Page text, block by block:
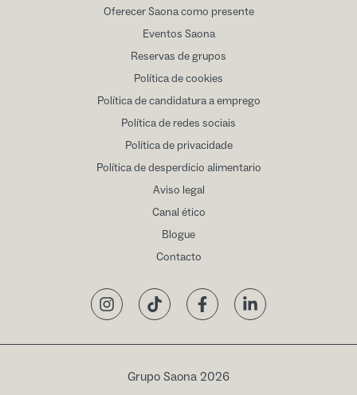
Oferecer Saona como presente
Eventos Saona
Reservas de grupos
Política de cookies
Política de candidatura a emprego
Política de redes sociais
Política de privacidade
Política de desperdicio alimentario
Aviso legal
Canal ético
Blogue
Contacto
InstagramTikTok FacebookLinkedIn
Grupo Saona 2026